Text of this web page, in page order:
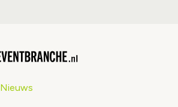
Nieuws